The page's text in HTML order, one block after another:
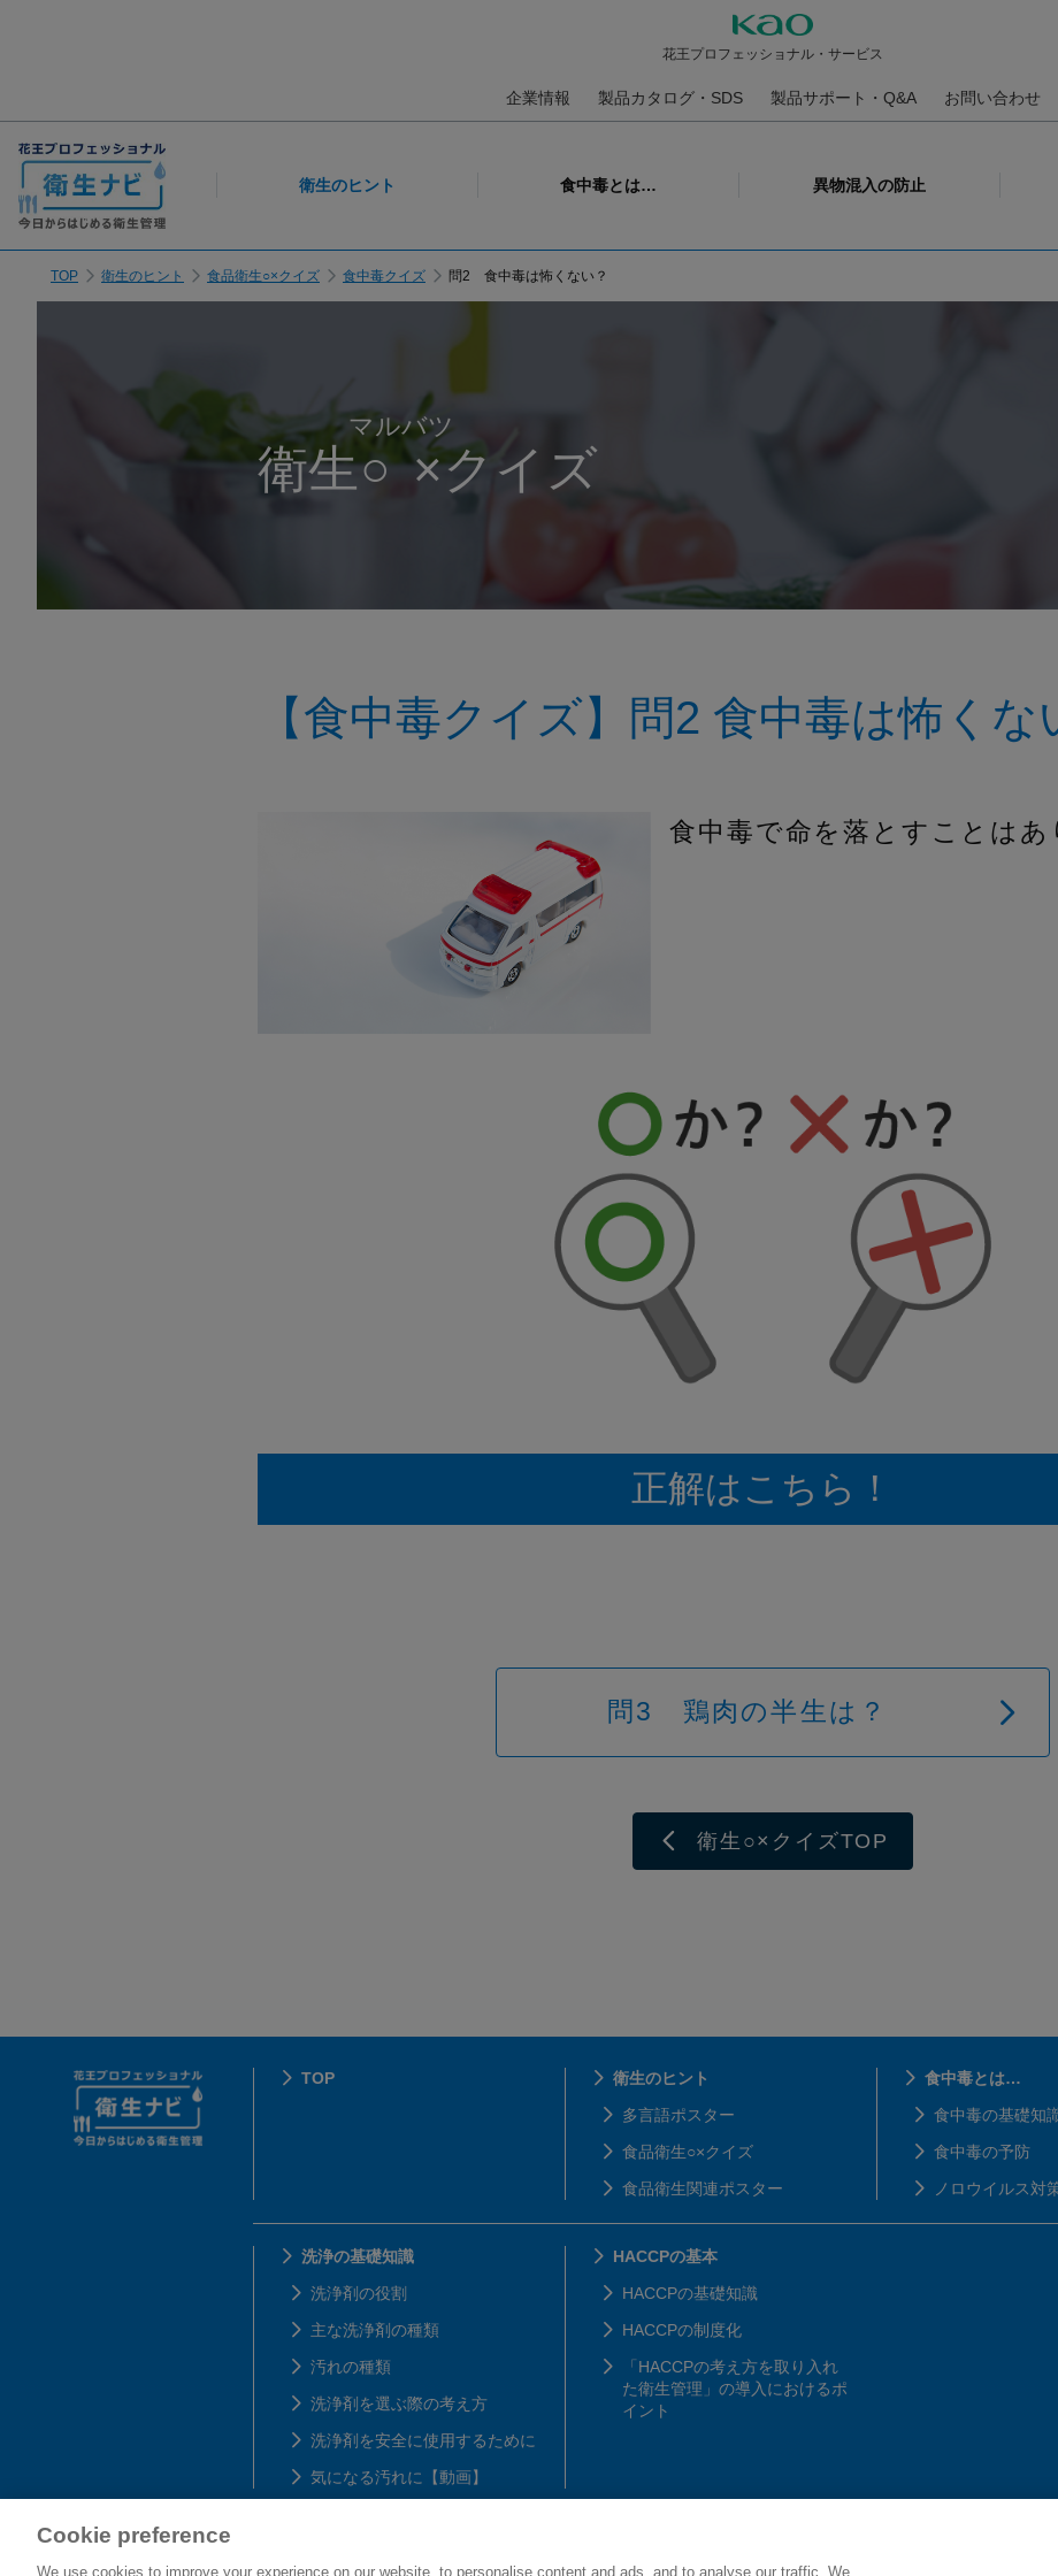
花王プロフェッショナル・サービス
企業情報 製品カタログ・SDS 製品サポート・Q&A お問い合わせ
衛生のヒント 食中毒とは… 異物混入の防止
TOP 衛生のヒント 食品衛生○×クイズ 食中毒クイズ 問2 食中毒は怖くない？
衛生○×
マルバツ
クイズ
【食中毒クイズ】問2 食中毒は怖くな
食中毒で命を落とすことはあ
正解はこちら！
問3 鶏肉の半生は？
衛生○×クイズTOP
TOP
衛生のヒント
多言語ポスター
食品衛生○×クイズ
食品衛生関連ポスター
食中毒とは…
食中毒の基礎知
食中毒の予防
ノロウイルス対
洗浄の基礎知識
洗浄剤の役割
主な洗浄剤の種類
汚れの種類
洗浄剤を選ぶ際の考え方
洗浄剤を安全に使用するために
気になる汚れに【動画】
HACCPの基本
HACCPの基礎知識
HACCPの制度化
「HACCPの考え方を取り入れ
た衛生管理」の導入におけるポ
イント
Cookie preference
We use cookies to improve your experience on our website, to personalise content and ads, and to analyse our traffic. We